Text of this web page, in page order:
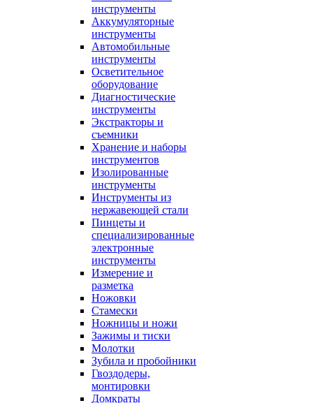
инструменты
Аккумуляторные
инструменты
Автомобильные
инструменты
Осветительное
оборудование
Диагностические
инструменты
Экстракторы и
съемники
Хранение и наборы
инструментов
Изолированные
инструменты
Инструменты из
нержавеющей стали
Пинцеты и
специализированные
электронные
инструменты
Измерение и
разметка
Ножовки
Стамески
Ножницы и ножи
Зажимы и тиски
Молотки
Зубила и пробойники
Гвоздодеры,
монтировки
Домкраты